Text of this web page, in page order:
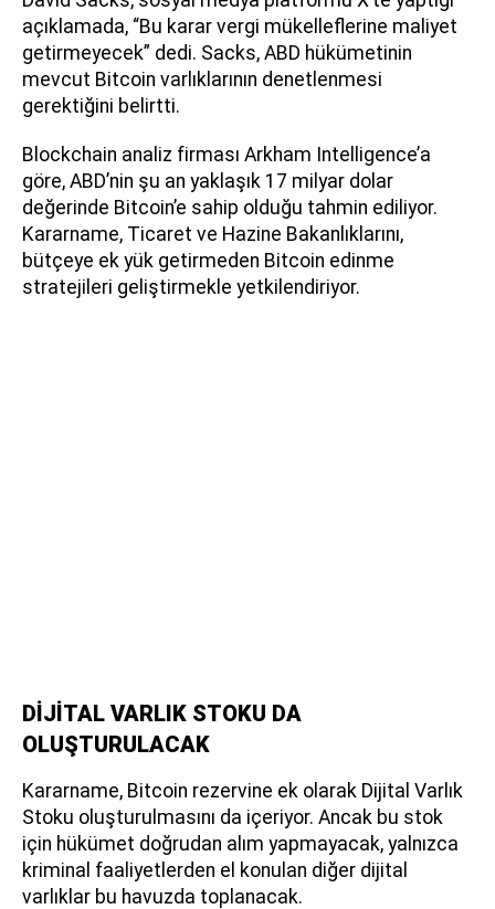
açıklamada, “Bu karar vergi mükelleflerine maliyet
getirmeyecek” dedi. Sacks, ABD hükümetinin
mevcut Bitcoin varlıklarının denetlenmesi
gerektiğini belirtti.
Blockchain analiz firması Arkham Intelligence’a
göre, ABD’nin şu an yaklaşık 17 milyar dolar
değerinde Bitcoin’e sahip olduğu tahmin ediliyor.
Kararname, Ticaret ve Hazine Bakanlıklarını,
bütçeye ek yük getirmeden Bitcoin edinme
stratejileri geliştirmekle yetkilendiriyor.
DİJİTAL VARLIK STOKU DA
OLUŞTURULACAK
Kararname, Bitcoin rezervine ek olarak Dijital Varlık
Stoku oluşturulmasını da içeriyor. Ancak bu stok
için hükümet doğrudan alım yapmayacak, yalnızca
kriminal faaliyetlerden el konulan diğer dijital
varlıklar bu havuzda toplanacak.